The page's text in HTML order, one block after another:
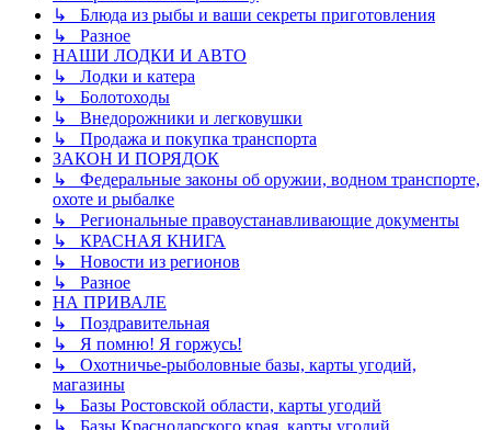
↳ Блюда из рыбы и ваши секреты приготовления
↳ Разное
НАШИ ЛОДКИ И АВТО
↳ Лодки и катера
↳ Болотоходы
↳ Внедорожники и легковушки
↳ Продажа и покупка транспорта
ЗАКОН И ПОРЯДОК
↳ Федеральные законы об оружии, водном транспорте,
охоте и рыбалке
↳ Региональные правоустанавливающие документы
↳ КРАСНАЯ КНИГА
↳ Новости из регионов
↳ Разное
НА ПРИВАЛЕ
↳ Поздравительная
↳ Я помню! Я горжусь!
↳ Охотничье-рыболовные базы, карты угодий,
магазины
↳ Базы Ростовской области, карты угодий